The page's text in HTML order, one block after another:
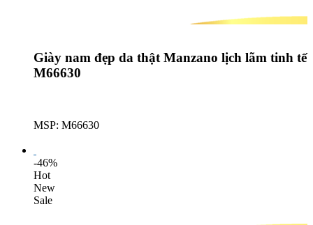
Giày nam đẹp da thật Manzano lịch lãm tinh tế
M66630
MSP: M66630
-46%
Hot
New
Sale